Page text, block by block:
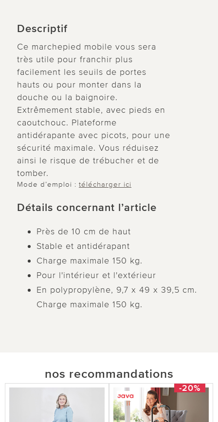
Descriptif
Ce marchepied mobile vous sera
très utile pour franchir plus
facilement les seuils de portes
hauts ou pour monter dans la
douche ou la baignoire.
Extrêmement stable, avec pieds en
caoutchouc. Plateforme
antidérapante avec picots, pour une
sécurité maximale. Vous réduisez
ainsi le risque de trébucher et de
tomber.
Mode d’emploi : télécharger ici
Détails concernant l’article
Près de 10 cm de haut
Stable et antidérapant
Charge maximale 150 kg.
Pour l'intérieur et l'extérieur
En polypropylène, 9,7 x 49 x 39,5 cm.
Charge maximale 150 kg.
nos recommandations
-20%